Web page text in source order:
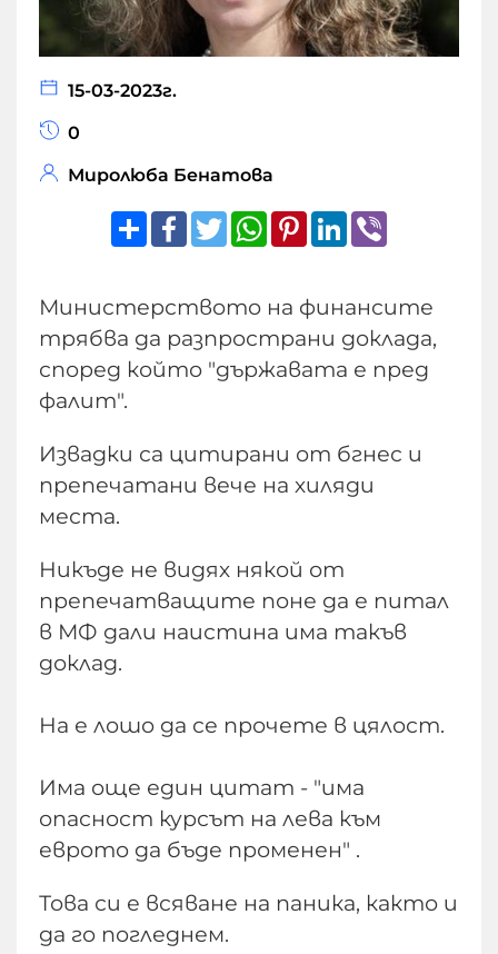
15-03-2023г.
0
Миролюба Бенатова
ShareFacebook
TwitterWhatsApp
Pinterest
LinkedIn
Министерството на финансите
трябва да разпространи доклада,
според който "държавата е пред
фалит".
Извадки са цитирани от бгнес и
препечатани вече на хиляди
места.
Никъде не видях някой от
препечатващите поне да е питал
в МФ дали наистина има такъв
доклад.
На е лошо да се прочете в цялост.
Има още един цитат - "има
опасност курсът на лева към
еврото да бъде променен" .
Това си е всяване на паника, както и
да го погледнем.